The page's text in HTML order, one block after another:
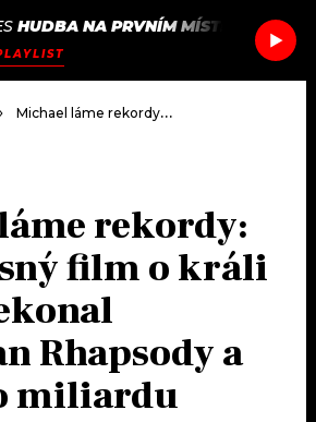
JAK
SEZNAM.CZ
HUDBA NA PRVNÍM MÍSTĚ SAM
Michael láme rekordy: Životopisný film o králi popu překonal Bohemian Rhapsody a jde si pro miliardu
rekordy:
film o králi
Rhapsody a
miliardu